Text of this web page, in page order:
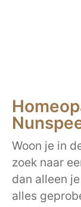
Woon je in
zoek naar
dan alleen
alles